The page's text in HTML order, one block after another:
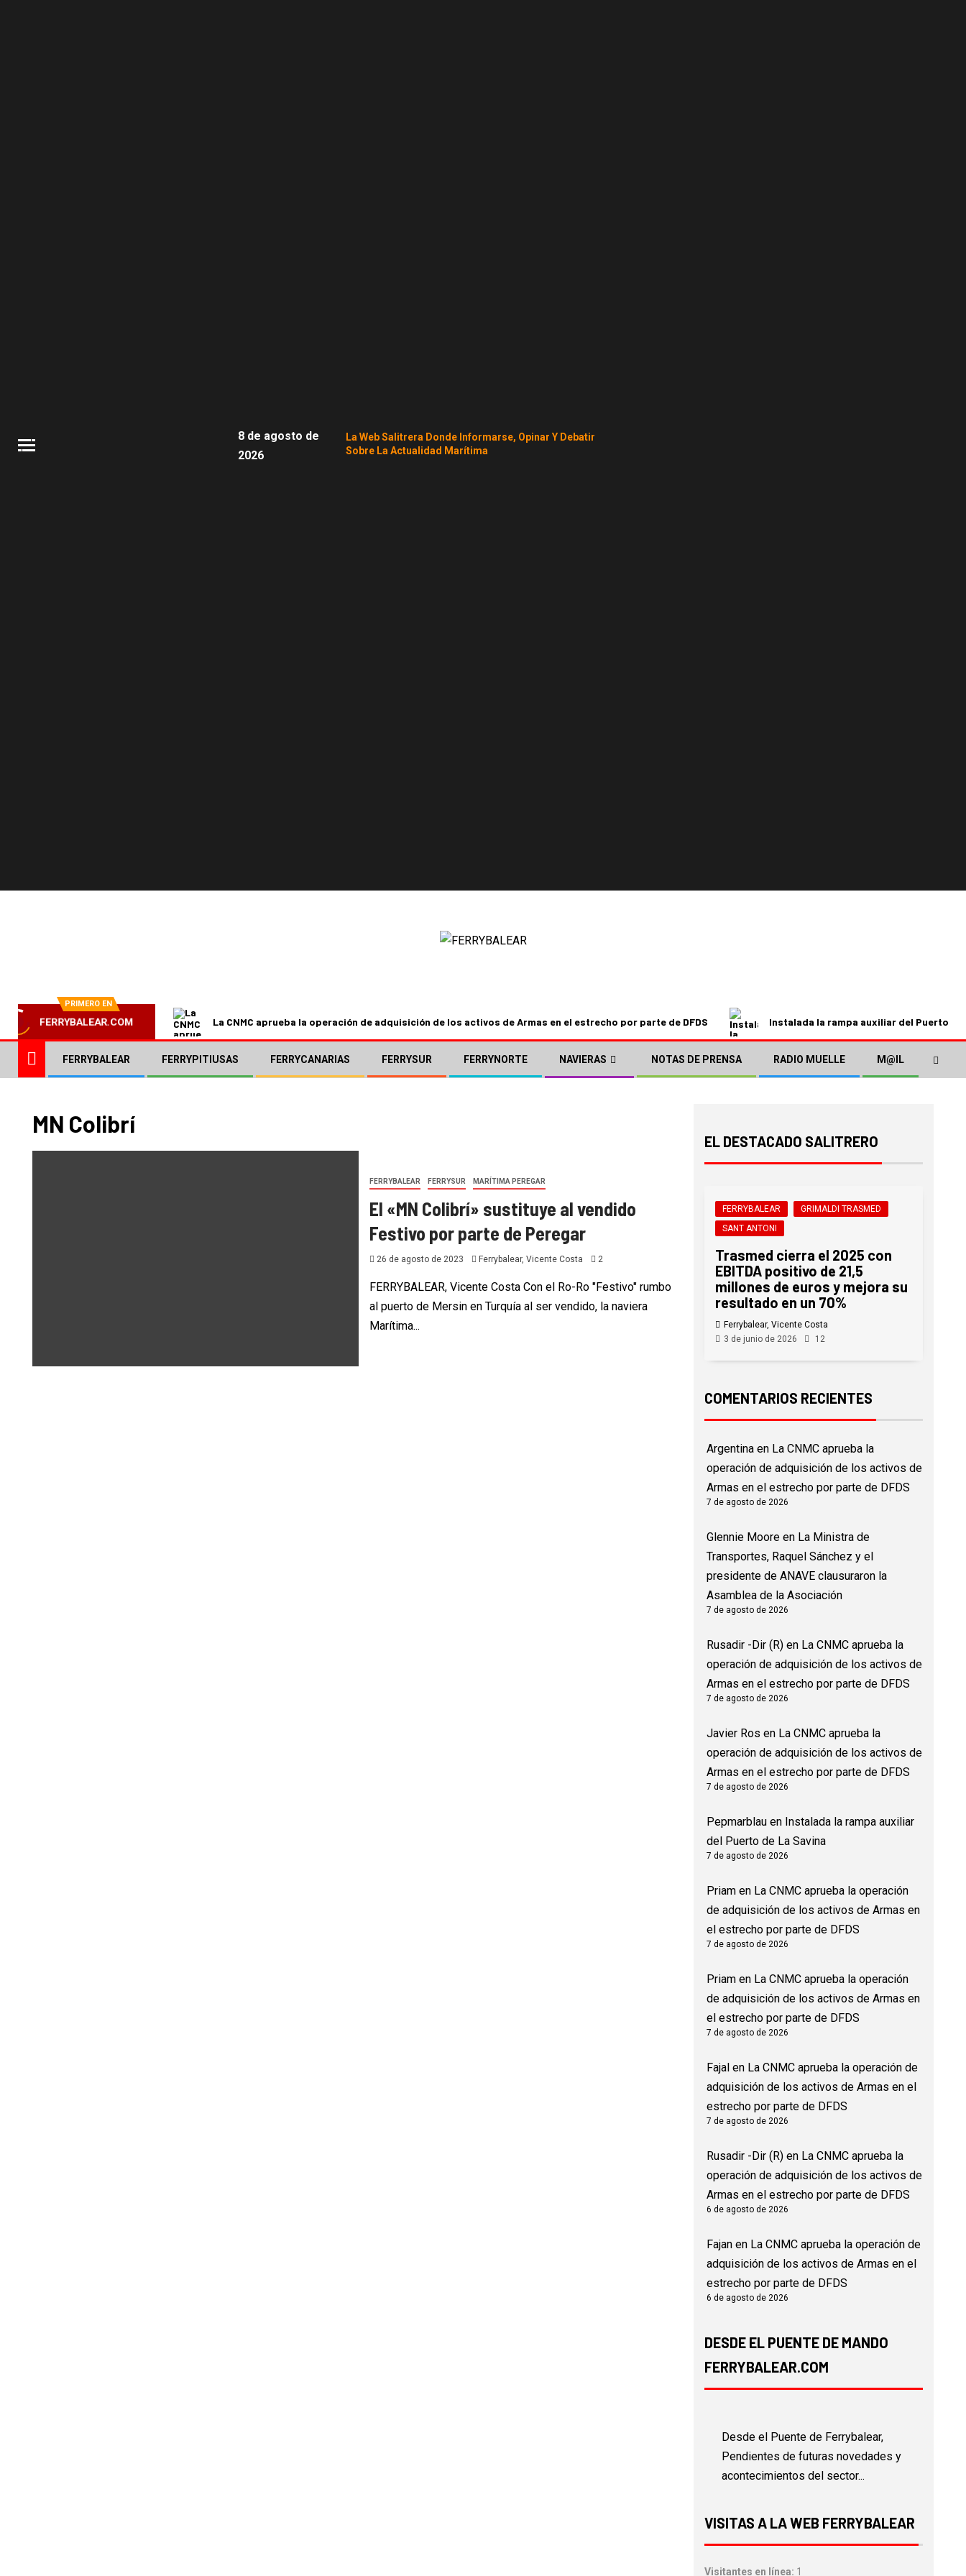
8 de agosto de
2026
La Web Salitrera Donde Informarse, Opinar Y Debatir
Sobre La Actualidad Marítima
PRIMERO EN
FERRYBALEAR.COM La CNMC aprueba la operación de adquisición de los activos de Armas en el estrecho por parte de DFDS Instalada la rampa auxiliar del Puerto de
FERRYBALEAR FERRYPITIUSAS FERRYCANARIAS FERRYSUR FERRYNORTE NAVIERAS NOTAS DE PRENSA RADIO MUELLE M@IL
MN Colibrí
FERRYBALEAR FERRYSUR MARÍTIMA PEREGAR
El «MN Colibrí» sustituye al vendido
Festivo por parte de Peregar
26 de agosto de 2023 Ferrybalear, Vicente Costa 2
FERRYBALEAR, Vicente Costa Con el Ro-Ro "Festivo" rumbo
al puerto de Mersin en Turquía al ser vendido, la naviera
Marítima...
EL DESTACADO SALITRERO
FERRYBALEAR
GRIMALDI TRASMED
SANT ANTONI
Trasmed cierra el 2025 con
EBITDA positivo de 21,5
millones de euros y mejora su
resultado en un 70%
Ferrybalear, Vicente Costa
3 de junio de 2026
12
COMENTARIOS RECIENTES
Argentinaen La CNMC aprueba la
operación de adquisición de los activos de
Armas en el estrecho por parte de DFDS
7 de agosto de 2026
Glennie Mooreen La Ministra de
Transportes, Raquel Sánchez y el
presidente de ANAVE clausuraron la
Asamblea de la Asociación
7 de agosto de 2026
Rusadir -Dir (R)en La CNMC aprueba la
operación de adquisición de los activos de
Armas en el estrecho por parte de DFDS
7 de agosto de 2026
Javier Ros en La CNMC aprueba la
operación de adquisición de los activos de
Armas en el estrecho por parte de DFDS
7 de agosto de 2026
Pepmarblauen Instalada la rampa auxiliar
del Puerto de La Savina
7 de agosto de 2026
Priamen La CNMC aprueba la operación
de adquisición de los activos de Armas en
el estrecho por parte de DFDS
7 de agosto de 2026
Priamen La CNMC aprueba la operación
de adquisición de los activos de Armas en
el estrecho por parte de DFDS
7 de agosto de 2026
Fajalen La CNMC aprueba la operación de
adquisición de los activos de Armas en el
estrecho por parte de DFDS
7 de agosto de 2026
Rusadir -Dir (R)en La CNMC aprueba la
operación de adquisición de los activos de
Armas en el estrecho por parte de DFDS
6 de agosto de 2026
Fajanen La CNMC aprueba la operación de
adquisición de los activos de Armas en el
estrecho por parte de DFDS
6 de agosto de 2026
DESDE EL PUENTE DE MANDO
FERRYBALEAR.COM
Desde el Puente de Ferrybalear,
Pendientes de futuras novedades y
acontecimientos del sector...
VISITAS A LA WEB FERRYBALEAR
Visitantes en línea: 1